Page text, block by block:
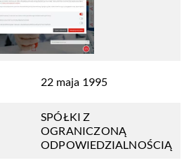
22 maja 1995
SPÓŁKI Z
OGRANICZONĄ
ODPOWIEDZIALNOŚCIĄ